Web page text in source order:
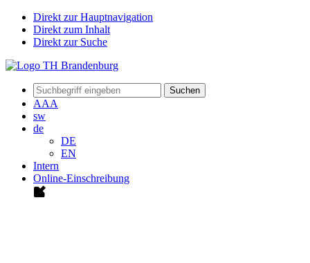
Direkt zur Hauptnavigation
Direkt zum Inhalt
Direkt zur Suche
Suchen
AAA
sw
de
DE
EN
Intern
Online-Einschreibung